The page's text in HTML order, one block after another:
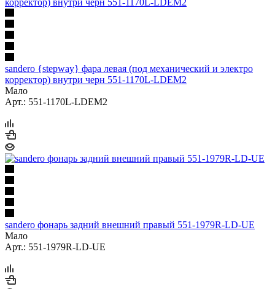
sandero {stepway} фара левая (под механический и электро
корректор) внутри черн 551-1170L-LDEM2
Мало
Арт.: 551-1170L-LDEM2
sandero фонарь задний внешний правый 551-1979R-LD-UE
Мало
Арт.: 551-1979R-LD-UE